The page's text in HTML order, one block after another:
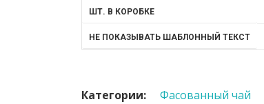
ШТ. В КОРОБКЕ
НЕ ПОКАЗЫВАТЬ ШАБЛОННЫЙ ТЕКСТ
Категории: Фасованный чай